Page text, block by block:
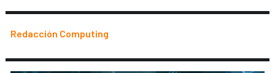
Redacción Computing